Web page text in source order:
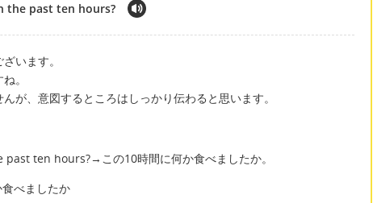
the past ten hours?
います。
。
が、意図するところはしっかり伝わると思います。
ten hours?→この10時間に何か食べましたか。
べましたか